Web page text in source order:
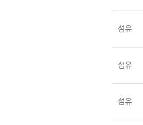
섬유
섬유
섬유